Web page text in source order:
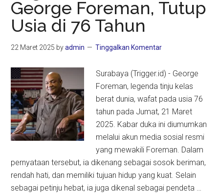
Tutup
George Foreman, Tutup
Usia di 76 Tahun
22 Maret 2025 byadmin Tinggalkan Komentar
Surabaya (Trigger.id) - George
Foreman, legenda tinju kelas
berat dunia, wafat pada usia 76
tahun pada Jumat, 21 Maret
2025. Kabar duka ini diumumkan
melalui akun media sosial resmi
yang mewakili Foreman. Dalam
pernyataan tersebut, ia dikenang sebagai sosok beriman,
rendah hati, dan memiliki tujuan hidup yang kuat. Selain
sebagai petinju hebat, ia juga dikenal sebagai pendeta …